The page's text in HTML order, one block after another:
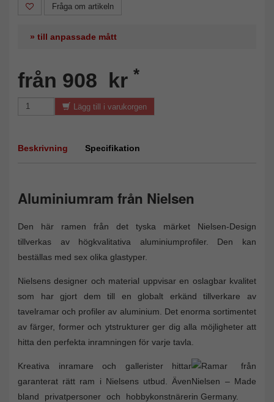
Fråga om artikeln
» till anpassade mått
från 908 kr *
Lägg till i varukorgen
Beskrivning Specifikation
Aluminiumram från Nielsen
Den här ramen från det tyska märket Nielsen-Design
tillverkas av högkvalitativa aluminiumprofiler. Den kan
beställas med sex olika glastyper.
Nielsens designer och material uppvisar en oslagbar kvalitet
som har gjort dem till en globalt erkänd tillverkare av
tavelramar och profiler av aluminium. Det enorma sortimentet
av färger, former och ytstrukturer ger dig alla möjligheter att
hitta den perfekta inramningen för varje tavla.
Kreativa inramare och gallerister hittar
garanterat rätt ram i Nielsens utbud. Även
bland privatpersoner och hobbykonstnärer